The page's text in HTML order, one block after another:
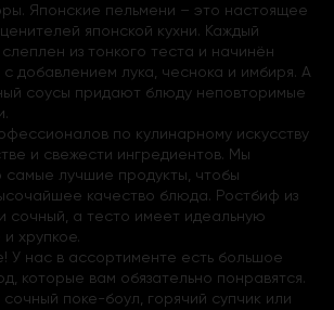
Японские пельмени – это настоящее
японской кухни. Каждый
из тонкого теста и начинён
добавлением лука, чеснока и имбиря. А
соусы придают блюду неповторимые
по кулинарному искусству
и свежести ингредиентов. Мы
самые лучшие продукты, чтобы
качество блюда. Ростбиф из
сочный, а тесто имеет идеальную
хрупкое.
У нас в ассортименте есть большое
которые вам обязательно понравятся.
поке-боул, горячий супчик или